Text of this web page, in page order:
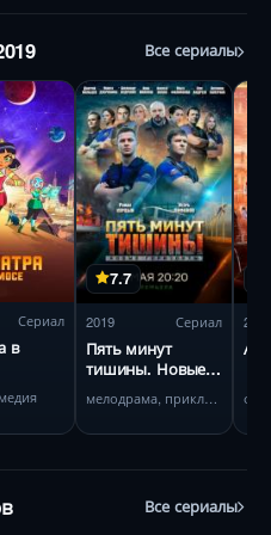
Все сериалы
Сериал
в
7.7
2019 Сериал
Пять минут
тишины. Новые
2019
Все сериалы